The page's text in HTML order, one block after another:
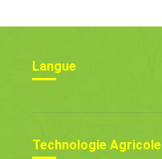
Langue
Technologie Agricole